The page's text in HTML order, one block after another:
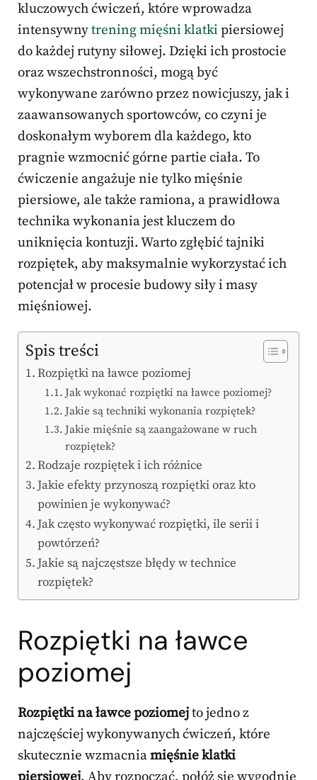
kluczowych ćwiczeń, które wprowadza
intensywnytrening mięśni klatki piersiowej
do każdej rutyny siłowej. Dzięki ich prostocie
oraz wszechstronności, mogą być
wykonywane zarówno przez nowicjuszy, jak i
zaawansowanych sportowców, co czyni je
doskonałym wyborem dla każdego, kto
pragnie wzmocnić górne partie ciała. To
ćwiczenie angażuje nie tylko mięśnie
piersiowe, ale także ramiona, a prawidłowa
technika wykonania jest kluczem do
uniknięcia kontuzji. Warto zgłębić tajniki
rozpiętek, aby maksymalnie wykorzystać ich
potencjał w procesie budowy siły i masy
mięśniowej.
Spis treści
Rozpiętki na ławce poziomej
Jak wykonać rozpiętki na ławce poziomej?
Jakie są techniki wykonania rozpiętek?
Jakie mięśnie są zaangażowane w ruch
rozpiętek?
Rodzaje rozpiętek i ich różnice
Jakie efekty przynoszą rozpiętki oraz kto
powinien je wykonywać?
Jak często wykonywać rozpiętki, ile serii i
powtórzeń?
Jakie są najczęstsze błędy w technice
rozpiętek?
Rozpiętki na ławce
poziomej
Rozpiętki na ławce poziomejto jedno z
najczęściej wykonywanych ćwiczeń, które
skutecznie wzmacniamięśnie klatki